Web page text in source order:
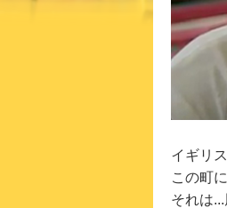
イギリ
この町
それは